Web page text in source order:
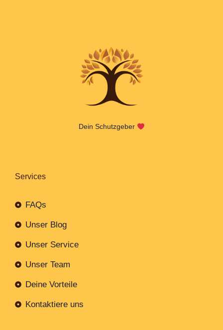
Dein Schutzgeber
Services
FAQs
Unser Blog
Unser Service
Unser Team
Deine Vorteile
Kontaktiere uns